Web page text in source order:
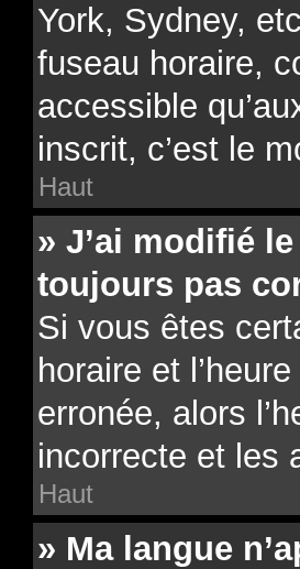
York, Sydney,
fuseau horaire,
accessible
inscrit, c’est le
Haut
» J’ai modifié
toujours pas
Si vous êtes
horaire et
erronée, alors
incorrecte et les
Haut
» Ma langue